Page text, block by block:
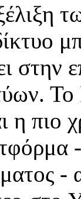
στην
Το
η πιο